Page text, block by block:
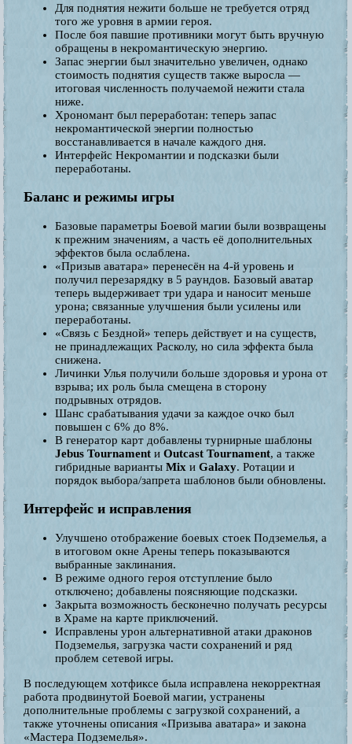
Для поднятия нежити больше не требуется отряд
того же уровня в армии героя.
После боя павшие противники могут быть вручную
обращены в некромантическую энергию.
Запас энергии был значительно увеличен, однако
стоимость поднятия существ также выросла —
итоговая численность получаемой нежити стала
ниже.
Хрономант был переработан: теперь запас
некромантической энергии полностью
восстанавливается в начале каждого дня.
Интерфейс Некромантии и подсказки были
переработаны.
Баланс и режимы игры
Базовые параметры Боевой магии были возвращены
к прежним значениям, а часть её дополнительных
эффектов была ослаблена.
«Призыв аватара» перенесён на 4-й уровень и
получил перезарядку в 5 раундов. Базовый аватар
теперь выдерживает три удара и наносит меньше
урона; связанные улучшения были усилены или
переработаны.
«Связь с Бездной» теперь действует и на существ,
не принадлежащих Расколу, но сила эффекта была
снижена.
Личинки Улья получили больше здоровья и урона от
взрыва; их роль была смещена в сторону
подрывных отрядов.
Шанс срабатывания удачи за каждое очко был
повышен с 6% до 8%.
В генератор карт добавлены турнирные шаблоны
Jebus Tournament и Outcast Tournament, а также
гибридные варианты Mix и Galaxy. Ротации и
порядок выбора/запрета шаблонов были обновлены.
Интерфейс и исправления
Улучшено отображение боевых стоек Подземелья, а
в итоговом окне Арены теперь показываются
выбранные заклинания.
В режиме одного героя отступление было
отключено; добавлены поясняющие подсказки.
Закрыта возможность бесконечно получать ресурсы
в Храме на карте приключений.
Исправлены урон альтернативной атаки драконов
Подземелья, загрузка части сохранений и ряд
проблем сетевой игры.
В последующем хотфиксе была исправлена некорректная
работа продвинутой Боевой магии, устранены
дополнительные проблемы с загрузкой сохранений, а
также уточнены описания «Призыва аватара» и закона
«Мастера Подземелья».